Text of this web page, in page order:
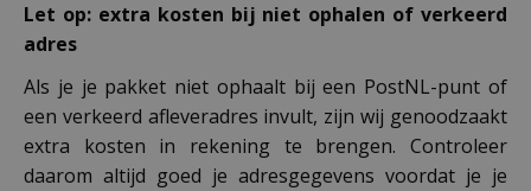
Let op: extra kosten bij niet ophalen of verkeerd
adres
Als je je pakket niet ophaalt bij een PostNL-punt of
een verkeerd afleveradres invult, zijn wij genoodzaakt
extra kosten in rekening te brengen. Controleer
daarom altijd goed je adresgegevens voordat je je